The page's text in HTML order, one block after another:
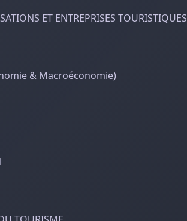
ET ENTREPRISES TOURISTIQUES
& Macroéconomie)